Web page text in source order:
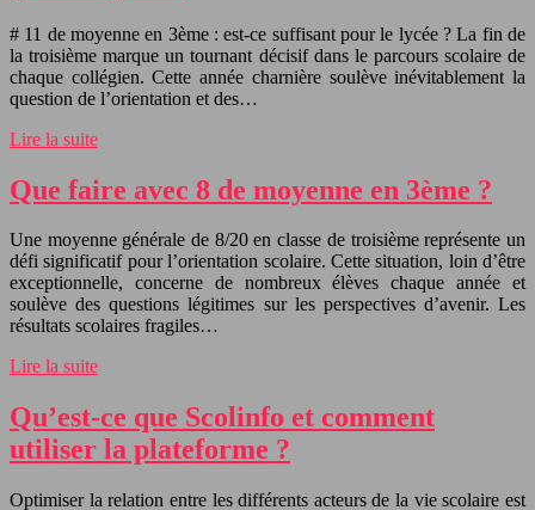
# 11 de moyenne en 3ème : est-ce suffisant pour le lycée ? La fin de
la troisième marque un tournant décisif dans le parcours scolaire de
chaque collégien. Cette année charnière soulève inévitablement la
question de l’orientation et des…
Lire la suite
Que faire avec 8 de moyenne en 3ème ?
Une moyenne générale de 8/20 en classe de troisième représente un
défi significatif pour l’orientation scolaire. Cette situation, loin d’être
exceptionnelle, concerne de nombreux élèves chaque année et
soulève des questions légitimes sur les perspectives d’avenir. Les
résultats scolaires fragiles…
Lire la suite
Qu’est-ce que Scolinfo et comment
utiliser la plateforme ?
Optimiser la relation entre les différents acteurs de la vie scolaire est